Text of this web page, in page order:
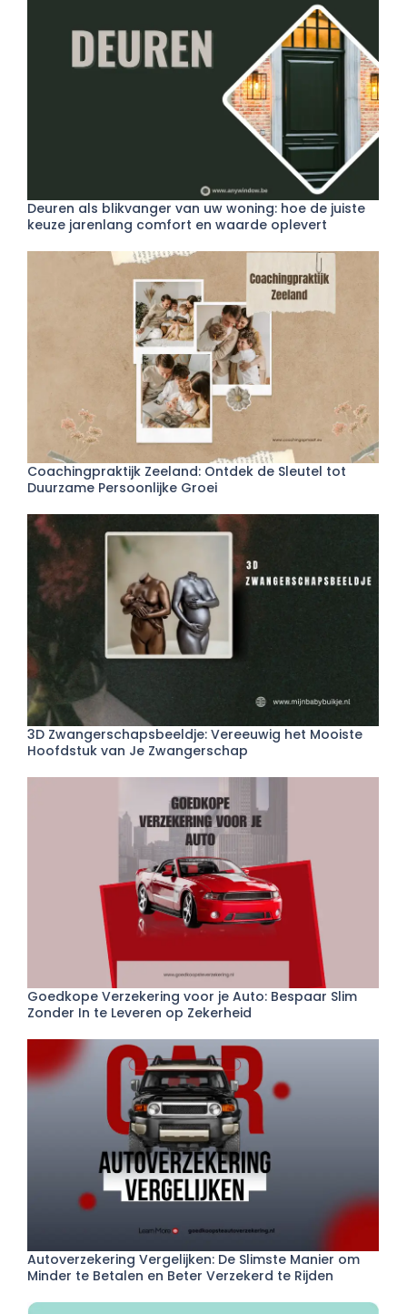
Deuren als blikvanger van uw woning: hoe de juiste
keuze jarenlang comfort en waarde oplevert
Coachingpraktijk Zeeland: Ontdek de Sleutel tot
Duurzame Persoonlijke Groei
3D Zwangerschapsbeeldje: Vereeuwig het Mooiste
Hoofdstuk van Je Zwangerschap
Goedkope Verzekering voor je Auto: Bespaar Slim
Zonder In te Leveren op Zekerheid
Autoverzekering Vergelijken: De Slimste Manier om
Minder te Betalen en Beter Verzekerd te Rijden